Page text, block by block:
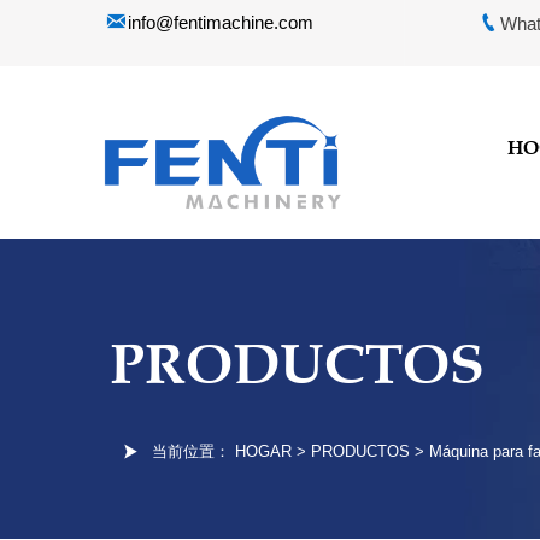
info@fentimachine.com 
PRODUCTOS
 当前位置： HOGAR > PRODUCTOS > Máquina para